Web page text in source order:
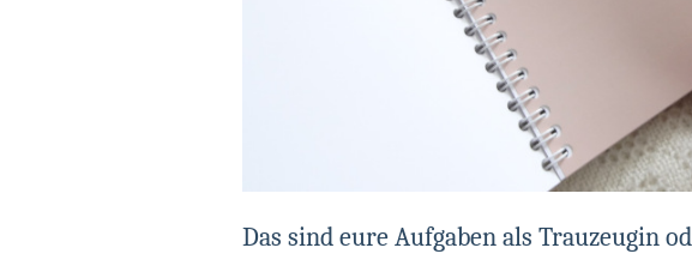
Das sind eure Aufgaben als Trauzeugin